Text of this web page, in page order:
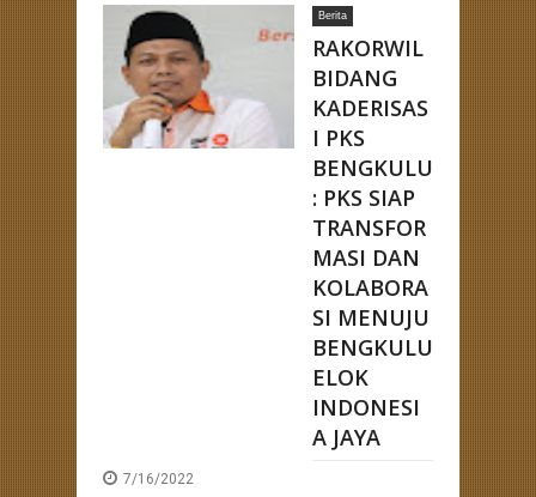
Kehadiran Bang Hans
Berita
RAKORWIL
BIDANG
KADERISAS
I PKS
BENGKULU
: PKS SIAP
TRANSFOR
MASI DAN
KOLABORA
SI MENUJU
BENGKULU
ELOK
INDONESI
A JAYA
7/16/2022